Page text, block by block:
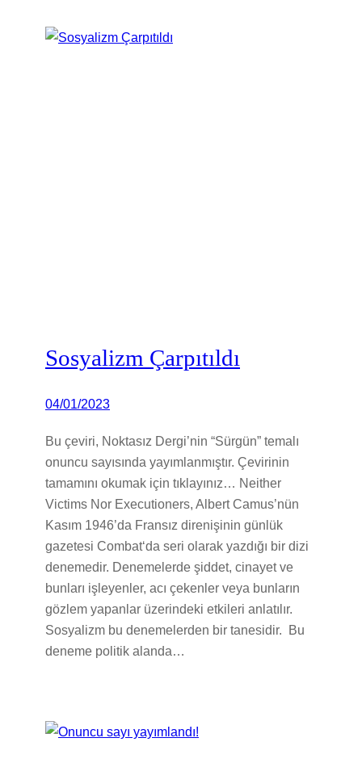
Sosyalizm Çarpıtıldı
04/01/2023
Bu çeviri, Noktasız Dergi’nin “Sürgün” temalı
onuncu sayısında yayımlanmıştır. Çevirinin
tamamını okumak için tıklayınız… Neither
Victims Nor Executioners, Albert Camus’nün
Kasım 1946’da Fransız direnişinin günlük
gazetesi Combat‘da seri olarak yazdığı bir dizi
denemedir. Denemelerde şiddet, cinayet ve
bunları işleyenler, acı çekenler veya bunların
gözlem yapanlar üzerindeki etkileri anlatılır.
Sosyalizm bu denemelerden bir tanesidir. Bu
deneme politik alanda…